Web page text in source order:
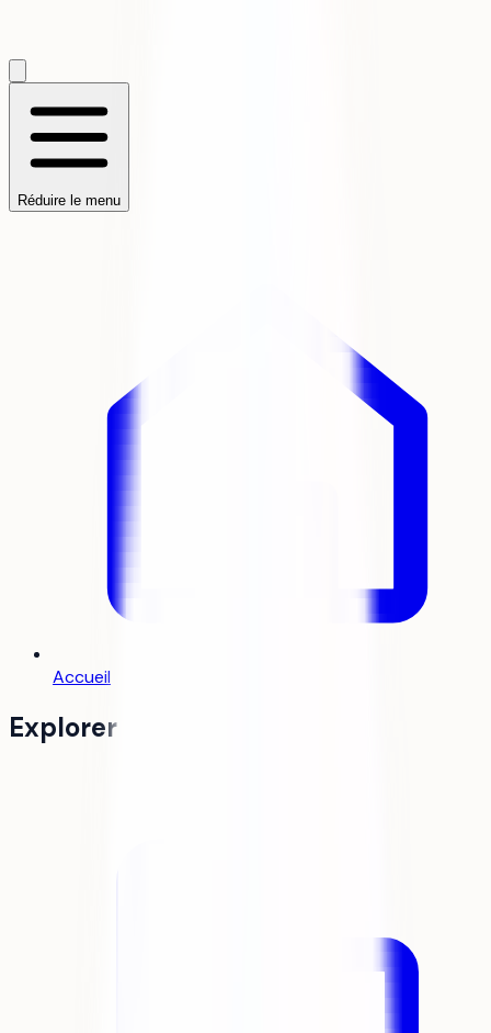
Réduire le menu
Accueil
Explorer